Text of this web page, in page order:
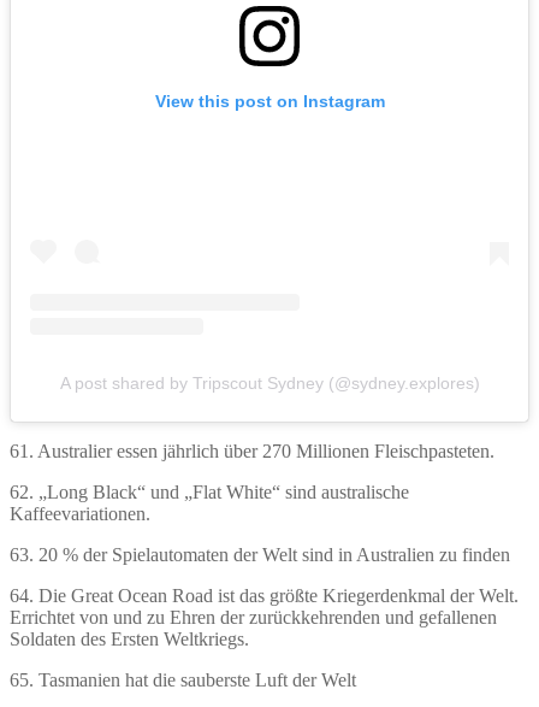
View this post on Instagram
A post shared by Tripscout Sydney (@sydney.explores)
61. Australier essen jährlich über 270 Millionen Fleischpasteten.
62. „Long Black“ und „Flat White“ sind australische
Kaffeevariationen.
63. 20 % der Spielautomaten der Welt sind in Australien zu finden
64. Die Great Ocean Road ist das größte Kriegerdenkmal der Welt.
Errichtet von und zu Ehren der zurückkehrenden und gefallenen
Soldaten des Ersten Weltkriegs.
65. Tasmanien hat die sauberste Luft der Welt